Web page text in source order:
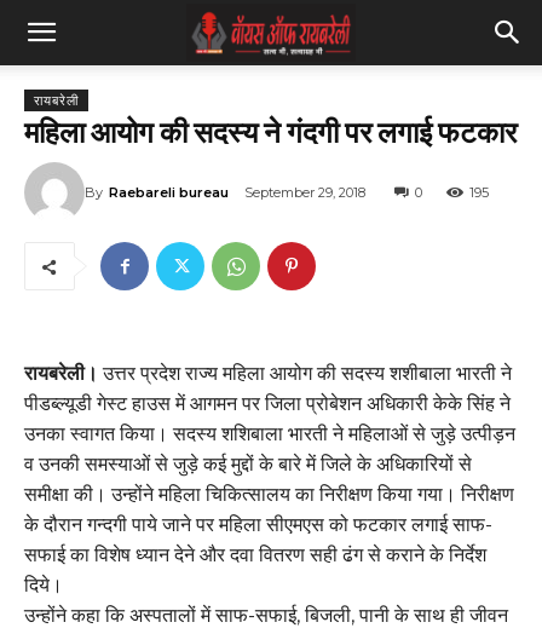
रायबरेली
महिला आयोग की सदस्य ने गंदगी पर लगाई फटकार
By Raebareli bureau September 29, 2018 0 195
रायबरेली। उत्तर प्रदेश राज्य महिला आयोग की सदस्य शशीबाला भारती ने
पीडब्ल्यूडी गेस्ट हाउस में आगमन पर जिला प्रोबेशन अधिकारी केके सिंह ने
उनका स्वागत किया। सदस्य शशिबाला भारती ने महिलाओं से जुड़े उत्पीड़न
व उनकी समस्याओं से जुड़े कई मुद्दों के बारे में जिले के अधिकारियों से
समीक्षा की। उन्होंने महिला चिकित्सालय का निरीक्षण किया गया। निरीक्षण
के दौरान गन्दगी पाये जाने पर महिला सीएमएस को फटकार लगाई साफ-
सफाई का विशेष ध्यान देने और दवा वितरण सही ढंग से कराने के निर्देश
दिये।
उन्होंने कहा कि अस्पतालों में साफ-सफाई, बिजली, पानी के साथ ही जीवन